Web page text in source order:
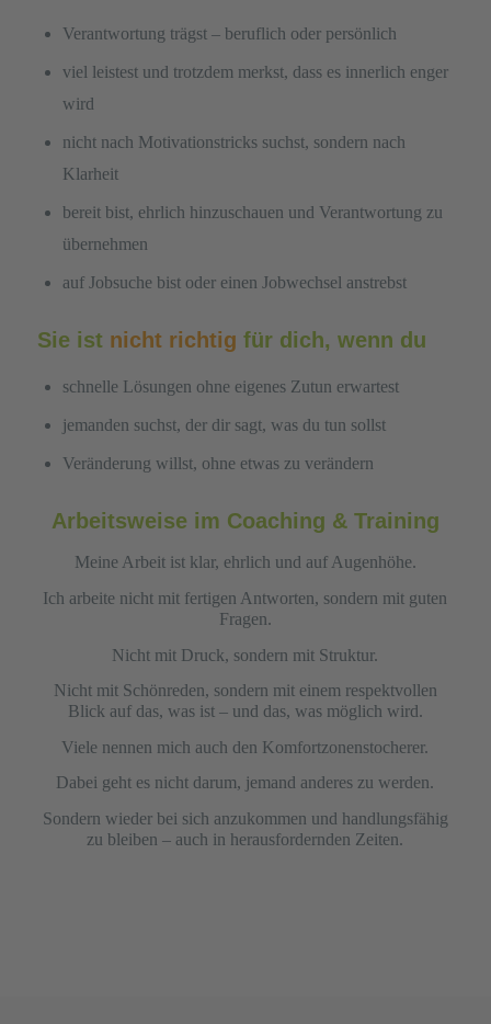
Verantwortung trägst – beruflich oder persönlich
viel leistest und trotzdem merkst, dass es innerlich enger
wird
nicht nach Motivationstricks suchst, sondern nach
Klarheit
bereit bist, ehrlich hinzuschauen und Verantwortung zu
übernehmen
auf Jobsuche bist oder einen Jobwechsel anstrebst
Sie ist nicht richtig für dich, wenn du
schnelle Lösungen ohne eigenes Zutun erwartest
jemanden suchst, der dir sagt, was du tun sollst
Veränderung willst, ohne etwas zu verändern
Arbeitsweise im Coaching & Training
Meine Arbeit ist klar, ehrlich und auf Augenhöhe.
Ich arbeite nicht mit fertigen Antworten, sondern mit guten
Fragen.
Nicht mit Druck, sondern mit Struktur.
Nicht mit Schönreden, sondern mit einem respektvollen
Blick auf das, was ist – und das, was möglich wird.
Viele nennen mich auch den Komfortzonenstocherer.
Dabei geht es nicht darum, jemand anderes zu werden.
Sondern wieder bei sich anzukommen und handlungsfähig
zu bleiben – auch in herausfordernden Zeiten.